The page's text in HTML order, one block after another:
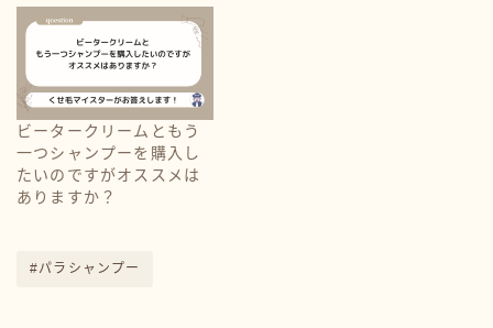
ビータークリームともう
一つシャンプーを購入し
たいのですがオススメは
ありますか？
#パラシャンプー